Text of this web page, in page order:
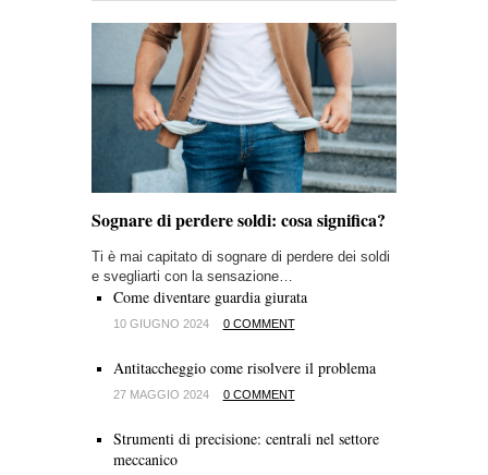
Sognare di perdere soldi: cosa significa?
Ti è mai capitato di sognare di perdere dei soldi
e svegliarti con la sensazione…
Come diventare guardia giurata
10 GIUGNO 2024 0 COMMENT
Antitaccheggio come risolvere il problema
27 MAGGIO 2024 0 COMMENT
Strumenti di precisione: centrali nel settore
meccanico